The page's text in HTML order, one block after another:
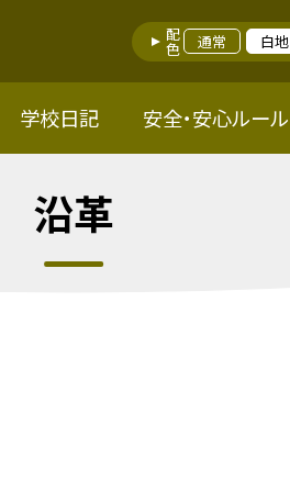
配色 通常 白地
学校日記 安全・安心ルール
沿革